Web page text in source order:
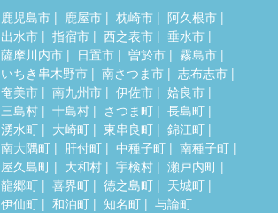
鹿児島市 鹿屋市 枕崎市
阿久根市
出水市
指宿市 西之表市
垂水市
薩摩川内市
日置市 曽於市
霧島市
いちき串木野市
南さつま市
志布志市
奄美市
南九州市 伊佐市
姶良市
三島村
十島村 さつま町
長島町
湧水町
大崎町 東串良町
錦江町
南大隅町
肝付町 中種子町
南種子町
屋久島町
大和村 宇検村
瀬戸内町
龍郷町
喜界町 徳之島町
天城町
伊仙町
和泊町 知名町 与論町